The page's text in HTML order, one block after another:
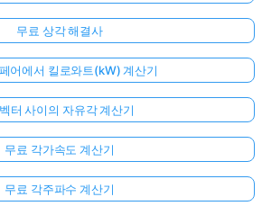
무료 상각 해결사
어에서 킬로와트(kW) 계산기
터 사이의 자유각 계산기
무료 각가속도 계산기
무료 각주파수 계산기